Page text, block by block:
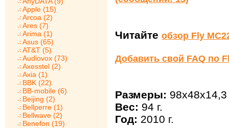
Apple (15)
Arcoa (2)
Ares (7)
Arima (1)
Asus (65)
AT&T (5)
Audiovox (73)
Axesstel (2)
Axia (1)
BBK (22)
BB-mobile (6)
Beijing (2)
Bellperre (1)
Bellwave (2)
Benefon (19)
Читайте обзор Fly
Добавить свой FAQ по
Размеры:
Вес: 94 г.
Год: 2010 г.